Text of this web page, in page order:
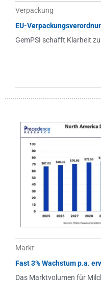
Verpackung
EU-
GemPSI schafft Klarheit
Markt
Fast 3% Wachstum p.a.
Das Marktvolumen für